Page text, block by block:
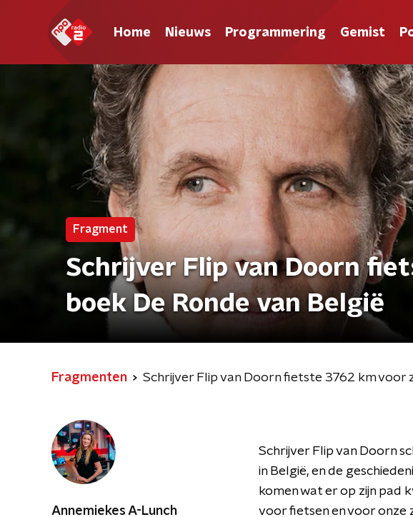
Home Nieuws Programmering Gemist
Fragment
Schrijver Flip van Doorn
boek De Ronde van België
Fragmenten Schrijver Flip van Doorn fietste 3762 km voor
Annemiekes A-Lunch
Schrijver Flip van Doorn
in België, en de
komen wat er op zijn pad
voor fietsen en voor onze